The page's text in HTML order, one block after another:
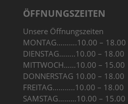
ÖFFNUNGSZEITEN
Unsere Öffnungszeiten
MONTAG……….10.00 – 18.00
DIENSTAG……..10.00 – 18.00
MITTWOCH……10.00 – 15.00
DONNERSTAG 10.00 – 18.00
FREITAG………..10.00 – 18.00
SAMSTAG………10.00 – 15.00